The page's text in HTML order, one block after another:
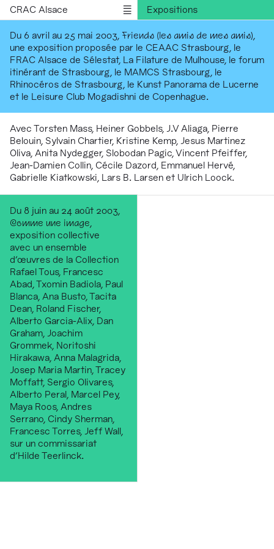
CRAC Alsace
Expositions
Médiations
Résidences
Publications
English version
Du 6 avril au 25 mai 2003, Friends (les amis de mes amis)
une exposition proposée par le CEAAC Strasbourg, le
FRAC Alsace de Sélestat, La Filature de Mulhouse, le forum
itinérant de Strasbourg, le MAMCS Strasbourg, le
Rhinocéros de Strasbourg, le Kunst Panorama de Lucerne
et le Leisure Club Mogadishni de Copenhague.
Avec Torsten Mass, Heiner Gobbels, J.V Aliaga, Pierre
Belouin, Sylvain Chartier, Kristine Kemp, Jesus Martinez
Oliva, Anita Nydegger, Slobodan Pagic, Vincent Pfeiffer,
Jean-Damien Collin, Cécile Dazord, Emmanuel Hervé,
Gabrielle Kiatkowski, Lars B. Larsen et Ulrich Loock.
Du 8 juin au 24 août 2003,
Comme une image
exposition collective
avec un ensemble
d'œuvres de la Collection
Rafael Tous, Francesc
Abad, Txomin Badiola, Paul
Blanca, Ana Busto, Tacita
Dean, Roland Fischer,
Alberto Garcia-Alix, Dan
Graham, Joachim
Grommek, Noritoshi
Hirakawa, Anna Malagrida,
Josep Maria Martin, Tracey
Moffatt, Sergio Olivares,
Alberto Peral, Marcel Pey,
Maya Roos, Andres
Serrano, Cindy Sherman,
Francesc Torres, Jeff Wall,
sur un commissariat
d'Hilde Teerlinck.